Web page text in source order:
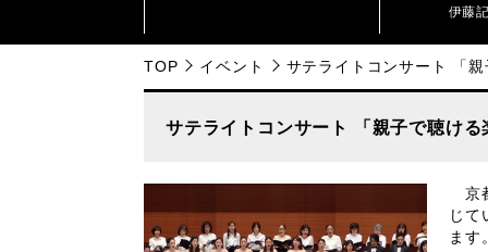
伊藤
TOP イベント サテライトコンサート 「
サテライトコンサート 「親子で聴け
京
じて
ます